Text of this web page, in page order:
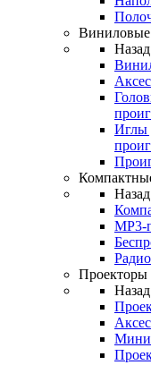
Виниловые
Назад
Иглы
Назад
MP3-
Проекторы
Назад
Мини